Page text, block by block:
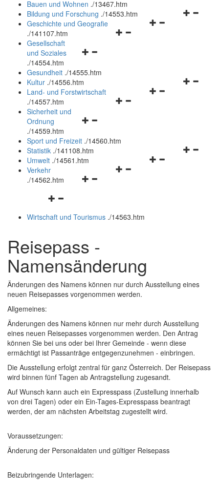
Bauen und Wohnen ./13467.htm
Navigationsmenü
Bildung und Forschung ./14553.htm
Navigationsmenü
Geschichte und Geografie
./141107.htm
Navigationsmenü
und
schließen
Gesellschaft
und Soziales
./14554.htm
Gesundheit ./14555.htm
Navigationsmenü
Kultur ./14556.htm
Navigationsmenü
Land- und Forstwirtschaft
./14557.htm
Navigationsmenü
und
schließen
Sicherheit und
Ordnung
./14559.htm
Sport und Freizeit ./14560.htm
Navigationsmenü
Statistik ./141108.htm
Navigationsmenü
Umwelt ./14561.htm
Navigationsmenü
Verkehr
./14562.htm
Navigationsmenü
und
Wirtschaft und Tourismus ./14563.htm
Reisepass -
Namensänderung
Änderungen des Namens können nur durch Ausstellung eines
neuen Reisepasses vorgenommen werden.
Allgemeines:
Änderungen des Namens können nur mehr durch Ausstellung
eines neuen Reisepasses vorgenommen werden. Den Antrag
können Sie bei uns oder bei Ihrer Gemeinde - wenn diese
ermächtigt ist Passanträge entgegenzunehmen - einbringen.
Die Ausstellung erfolgt zentral für ganz Österreich. Der Reisepass
wird binnen fünf Tagen ab Antragstellung zugesandt.
Auf Wunsch kann auch ein Expresspass (Zustellung innerhalb
von drei Tagen) oder ein Ein-Tages-Expresspass beantragt
werden, der am nächsten Arbeitstag zugestellt wird.
Voraussetzungen:
Änderung der Personaldaten und gültiger Reisepass
Beizubringende Unterlagen: